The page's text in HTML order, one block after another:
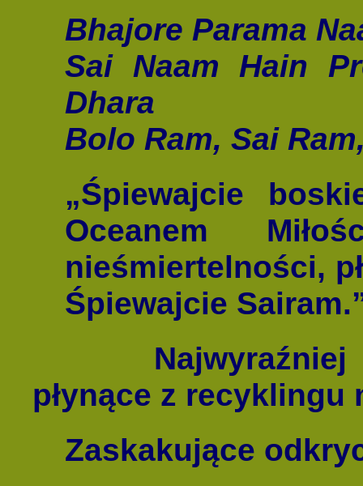
Bhajore Parama
Sai Naam Hain
Dhara
Bolo Ram, Sai
„Śpiewajcie
Oceanem
nieśmiertelności,
Śpiewajcie
Najwyraźniej
płynące z recyklingu
Zaskakujące